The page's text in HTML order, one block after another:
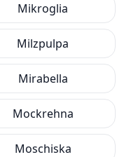
Mikroglia
Milzpulpa
Mirabella
Mockrehna
Moschiska